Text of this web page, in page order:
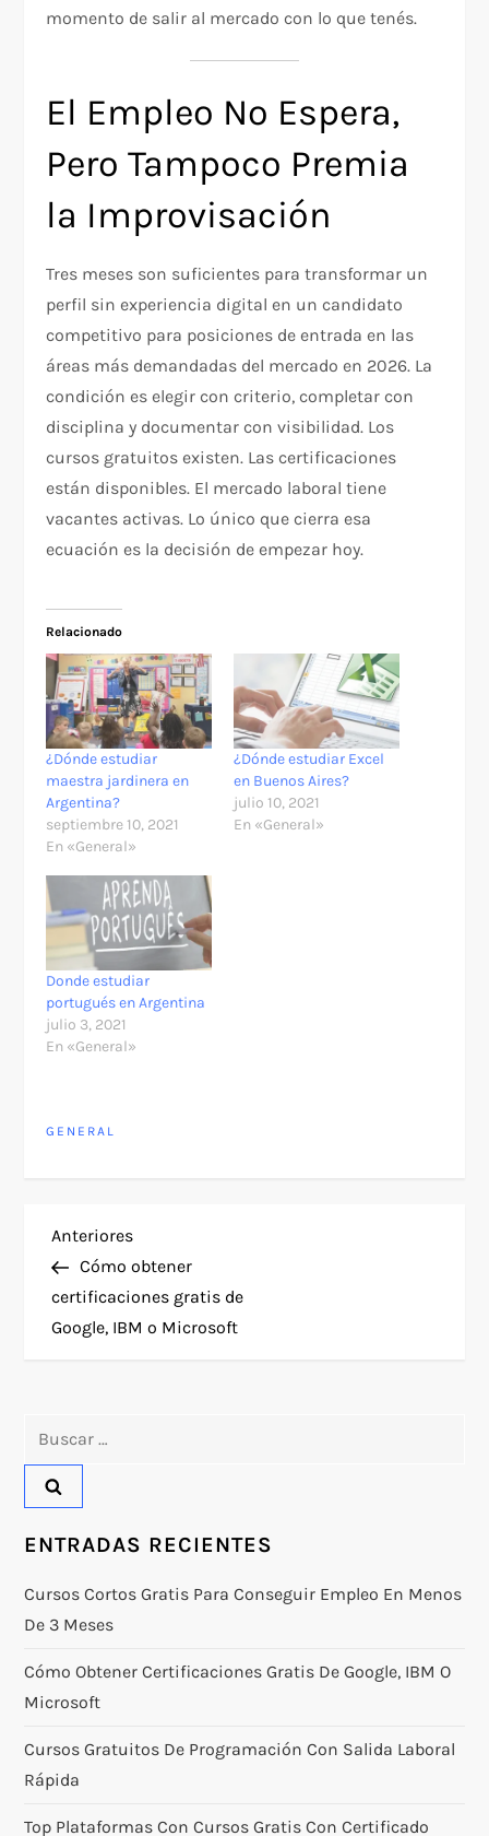
momento de salir al mercado con lo que tenés.
El Empleo No Espera,
Pero Tampoco Premia
la Improvisación
Tres meses son suficientes para transformar un
perfil sin experiencia digital en un candidato
competitivo para posiciones de entrada en las
áreas más demandadas del mercado en 2026. La
condición es elegir con criterio, completar con
disciplina y documentar con visibilidad. Los
cursos gratuitos existen. Las certificaciones
están disponibles. El mercado laboral tiene
vacantes activas. Lo único que cierra esa
ecuación es la decisión de empezar hoy.
Relacionado
¿Dónde estudiar
maestra jardinera en
Argentina?
septiembre 10, 2021
En «General»
¿Dónde estudiar Excel
en Buenos Aires?
julio 10, 2021
En «General»
Donde estudiar
portugués en Argentina
julio 3, 2021
En «General»
GENERAL
N
a
v
g
a
c
i
n
d
e
Entrada
anterior
Anteriores
Cómo obtener
certificaciones gratis de
Google, IBM o Microsoft
ENTRADAS RECIENTES
Cursos Cortos Gratis Para Conseguir Empleo En Menos
De 3 Meses
Cómo Obtener Certificaciones Gratis De Google, IBM O
Microsoft
Cursos Gratuitos De Programación Con Salida Laboral
Rápida
Top Plataformas Con Cursos Gratis Con Certificado